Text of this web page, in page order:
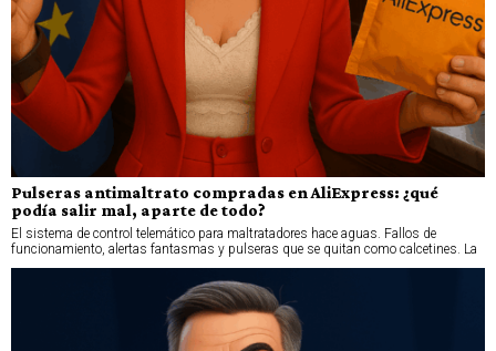
Pulseras antimaltrato compradas en AliExpress: ¿qué
podía salir mal, aparte de todo?
El sistema de control telemático para maltratadores hace aguas. Fallos de
funcionamiento, alertas fantasmas y pulseras que se quitan como calcetines. La